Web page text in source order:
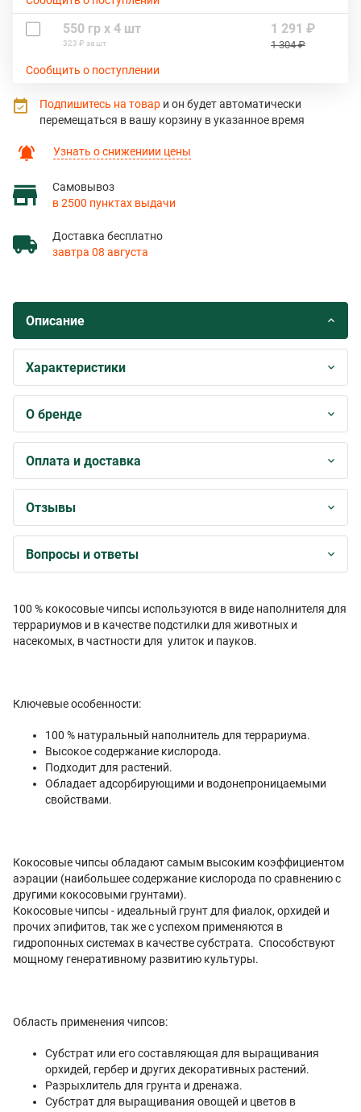
550 гр х 4 шт
323 ₽ за шт
1 291 ₽
1 304 ₽
Сообщить о поступлении
Узнать о снижениии цены
Самовывоз
в 2500 пунктах выдачи
Доставка бесплатно
завтра 08 августа
Подпишитесь на товар и он будет автоматически
перемещаться в вашу корзину в указанное время
Описание
Характеристики
О бренде
Оплата и доставка
Отзывы
Вопросы и ответы
100 % кокосовые чипсы используются в виде наполнителя для
террариумов и в качестве подстилки для животных и
насекомых, в частности для улиток и пауков.
Ключевые особенности:
100 % натуральный наполнитель для террариума.
Высокое содержание кислорода.
Подходит для растений.
Обладает адсорбирующими и водонепроницаемыми
свойствами.
Кокосовые чипсы обладают самым высоким коэффициентом
аэрации (наибольшее содержание кислорода по сравнению с
другими кокосовыми грунтами).
Кокосовые чипсы - идеальный грунт для фиалок, орхидей и
прочих эпифитов, так же с успехом применяются в
гидропонных системах в качестве субстрата. Способствуют
мощному генеративному развитию культуры.
Область применения чипсов:
Субстрат или его составляющая для выращивания
орхидей, гербер и других декоративных растений.
Разрыхлитель для грунта и дренажа.
Субстрат для выращивания овощей и цветов в